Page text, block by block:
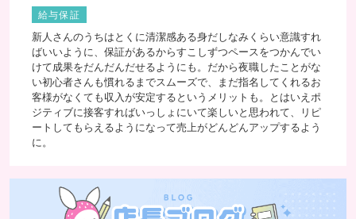
給与保証
新人さんのうちはとくに清潔感ある身だしなみくらい意識すれ
ばいいように、保証があるからすこしずつペースをつかんでい
けて成果をだんだんだせるようにも。だから夜職したことがな
い初心者さんも慣れるまでスムーズで、まだ指名してくれるお
客様がなくても収入が安定するというメリットも。とはいえポ
ジティブに接客すればいっしょにいて楽しいと思われて、リピ
ートしてもらえるようになって売上がどんどんアップするよう
に。